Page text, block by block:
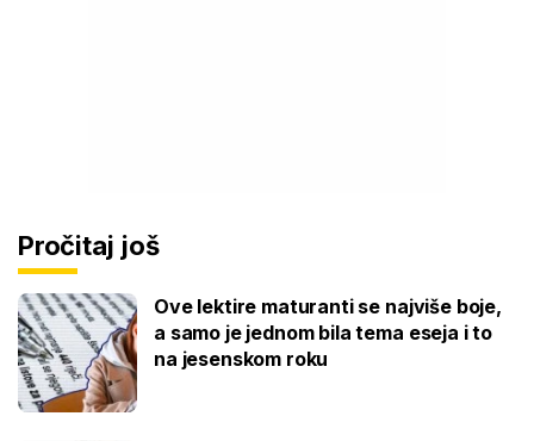
Pročitaj još
Ove lektire maturanti se najviše boje,
a samo je jednom bila tema eseja i to
na jesenskom roku